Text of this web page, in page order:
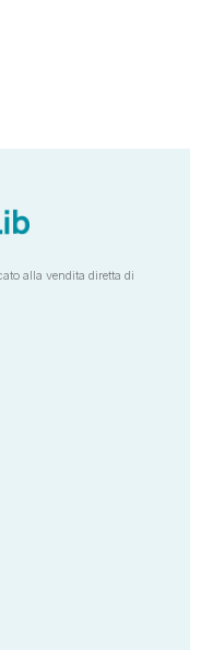
alla vendita diretta di